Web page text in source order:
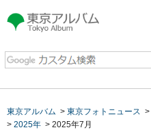
東京アルバム Tokyo
Album
東京アルバム > 東京フォトニュース >
> 2025年 > 2025年7月